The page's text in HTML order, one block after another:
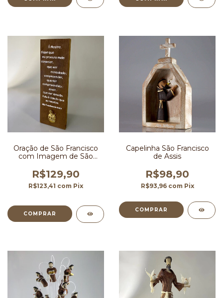
Oração de São Francisco
com Imagem de São
R$129,90
R$123,41 com Pix
Capelinha São Francisco
de Assis
R$98,90
R$93,96 com Pix